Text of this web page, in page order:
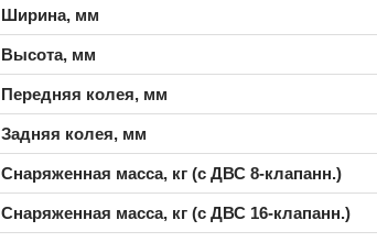
Ширина, мм
Высота, мм
Передняя колея, мм
Задняя колея, мм
Снаряженная масса, кг (с ДВС 8-клапанн.)
Снаряженная масса, кг (с ДВС 16-клапанн.)